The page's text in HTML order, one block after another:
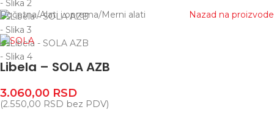
Početna/Alati i oprema/Merni alati Nazad na proizvode
Libela – SOLA AZB
3.060,00 RSD
(2.550,00 RSD bez PDV)